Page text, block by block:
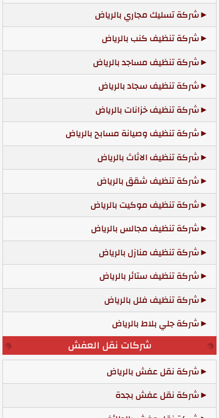
شركة تسليك مجاري بالرياض
شركة تنظيف كنب بالرياض
شركة تنظيف مساجد بالرياض
شركة تنظيف سجاد بالرياض
شركة تنظيف خزانات بالرياض
شركة تنظيف وصيانة مسابح بالرياض
شركة تنظيف الاثاث بالرياض
شركة تنظيف شقق بالرياض
شركة تنظيف موكيت بالرياض
شركة تنظيف مجالس بالرياض
شركة تنظيف منازل بالرياض
شركة تنظيف ستائر بالرياض
شركة تنظيف فلل بالرياض
شركة جلي بلاط بالرياض
شركات نقل العفش
شركة نقل عفش بالرياض
شركة نقل عفش بجدة